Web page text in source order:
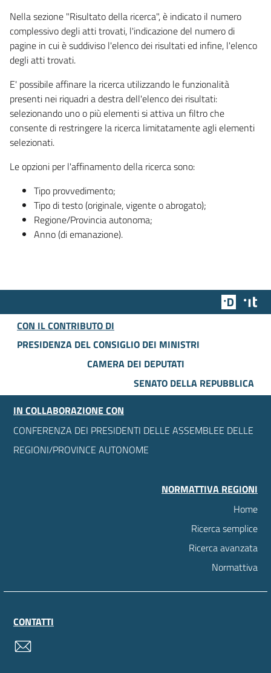
Nella sezione "Risultato della ricerca", è indicato il numero
complessivo degli atti trovati, l'indicazione del numero di
pagine in cui è suddiviso l'elenco dei risultati ed infine, l'elenco
degli atti trovati.
E' possibile affinare la ricerca utilizzando le funzionalità
presenti nei riquadri a destra dell'elenco dei risultati:
selezionando uno o più elementi si attiva un filtro che
consente di restringere la ricerca limitatamente agli elementi
selezionati.
Le opzioni per l'affinamento della ricerca sono:
Tipo provvedimento;
Tipo di testo (originale, vigente o abrogato);
Regione/Provincia autonoma;
Anno (di emanazione).
Team
CON IL CONTRIBUTO DI
PRESIDENZA DEL CONSIGLIO DEI MINISTRI
CAMERA DEI DEPUTATI
SENATO DELLA REPUBBLICA
IN COLLABORAZIONE CON
CONFERENZA DEI PRESIDENTI DELLE ASSEMBLEE DELLE
REGIONI/PROVINCE AUTONOME
NORMATTIVA REGIONI
Home
Ricerca semplice
Ricerca avanzata
Normattiva
CONTATTI